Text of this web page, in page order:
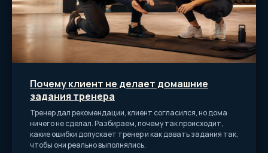
Почему клиент не делает домашние
задания тренера
Тренер дал рекомендации, клиент согласился, но дома
ничего не сделал. Разбираем, почему так происходит,
какие ошибки допускает тренер и как давать задания так,
чтобы они реально выполнялись.